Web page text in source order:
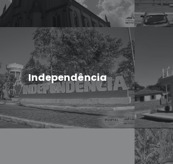
Independência